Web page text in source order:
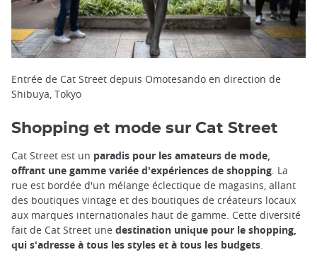
Entrée de Cat Street depuis Omotesando en direction de
Shibuya, Tokyo
Shopping et mode sur Cat Street
Cat Street est un paradis pour les amateurs de mode,
offrant une gamme variée d'expériences de shopping. La
rue est bordée d'un mélange éclectique de magasins, allant
des boutiques vintage et des boutiques de créateurs locaux
aux marques internationales haut de gamme. Cette diversité
fait de Cat Street une destination unique pour le shopping,
qui s'adresse à tous les styles et à tous les budgets.